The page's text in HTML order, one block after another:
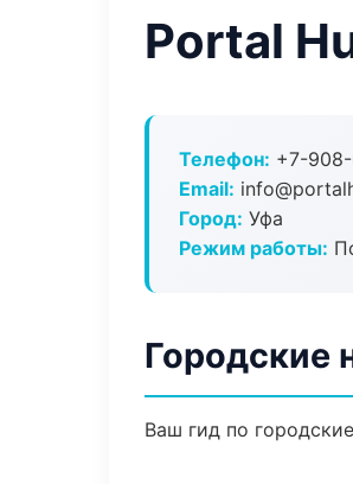
Portal
Телефон: +7-
Email:
Город: Уфа
Режим работы:
Городские
Ваш гид по